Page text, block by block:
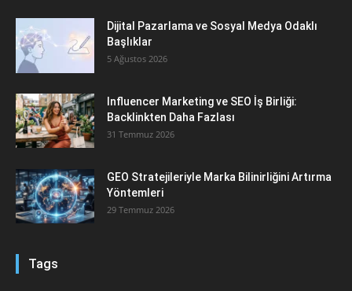
Dijital Pazarlama ve Sosyal Medya Odaklı
Başlıklar
5 Ağustos 2026
Influencer Marketing ve SEO İş Birliği:
Backlinkten Daha Fazlası
31 Temmuz 2026
GEO Stratejileriyle Marka Bilinirliğini Artırma
Yöntemleri
29 Temmuz 2026
Tags